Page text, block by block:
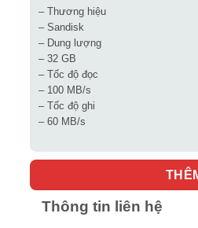
– Thương hiệu
– Sandisk
– Dung lượng
– 32 GB
– Tốc độ đọc
– 100 MB/s
– Tốc độ ghi
– 60 MB/s
Thông tin liên hệ